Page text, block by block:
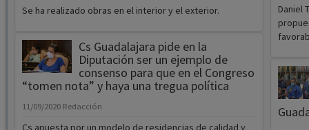
Se ha realizado obras en el interior y el exterior.
Cs Guadalajara pide en la
Diputación ser un ejemplo de
consenso para que en el Congreso
“tomen nota” y haya una tregua política
11/09/2020 Redacción
Cs apuesta por un modelo de residencias de calidad y
Daniel